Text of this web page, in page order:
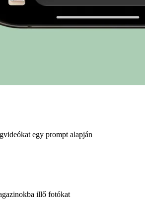
egy prompt alapján
illő fotókat